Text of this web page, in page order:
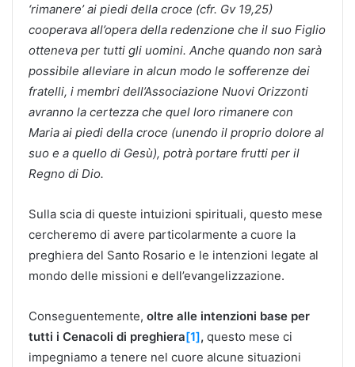
‘rimanere’ ai piedi della croce (cfr. Gv 19,25)
cooperava all’opera della redenzione che il suo Figlio
otteneva per tutti gli uomini. Anche quando non sarà
possibile alleviare in alcun modo le sofferenze dei
fratelli, i membri dell’Associazione Nuovi Orizzonti
avranno la certezza che quel loro rimanere con
Maria ai piedi della croce (unendo il proprio dolore al
suo e a quello di Gesù), potrà portare frutti per il
Regno di Dio.
Sulla scia di queste intuizioni spirituali, questo mese
cercheremo di avere particolarmente a cuore la
preghiera del Santo Rosario e le intenzioni legate al
mondo delle missioni e dell’evangelizzazione.
Conseguentemente, oltre alle intenzioni base per
tutti i Cenacoli di preghiera[1], questo mese ci
impegniamo a tenere nel cuore alcune situazioni